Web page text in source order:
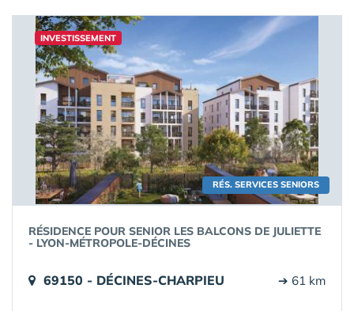
RÉS. SERVICES SENIORS
INVESTISSEMENT
RÉSIDENCE POUR SENIOR LES BALCONS DE JULIETTE
- LYON-MÉTROPOLE-DÉCINES
69150 - DÉCINES-CHARPIEU ➔ 61 km